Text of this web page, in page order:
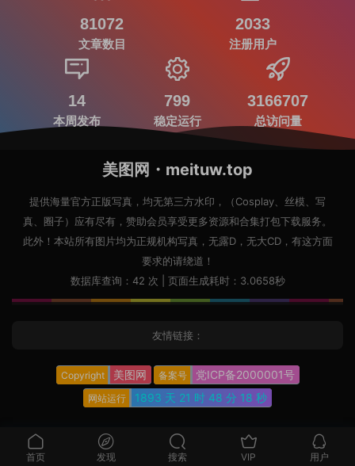
81072
文章数目
2033
注册用户
14
本周发布
799
稳定运行
3166707
总访问量
美图网・meituw.top
提供海量官方正版写真，均无第三方水印，（Cosplay、丝模、写
真、圈子）应有尽有，赞助会员享受更多资源和合集打包下载服务。
此外！本站所有图片均为正规机构写真，无露D，无大CD，有这方面
要求的请绕道！
数据库查询：42 次 | 页面生成耗时：3.0658秒
友情链接：
Copyright 美图网 备案号 党ICP备2000001号
网站运行 1893 天 21 时 48 分 19 秒
首页 发现 搜索 VIP 用户